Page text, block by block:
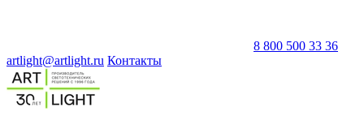
8 800 500 33 36
artlight@artlight.ru Контакты